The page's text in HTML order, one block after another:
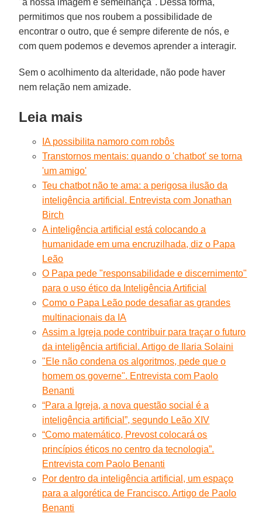
permitimos que nos roubem a possibilidade de
encontrar o outro, que é sempre diferente de nós, e
com quem podemos e devemos aprender a interagir.
Sem o acolhimento da alteridade, não pode haver
nem relação nem amizade.
Leia mais
IA possibilita namoro com robôs
Transtornos mentais: quando o 'chatbot' se torna
'um amigo'
Teu chatbot não te ama: a perigosa ilusão da
inteligência artificial. Entrevista com Jonathan
Birch
A inteligência artificial está colocando a
humanidade em uma encruzilhada, diz o Papa
Leão
O Papa pede "responsabilidade e discernimento"
para o uso ético da Inteligência Artificial
Como o Papa Leão pode desafiar as grandes
multinacionais da IA
Assim a Igreja pode contribuir para traçar o futuro
da inteligência artificial. Artigo de Ilaria Solaini
"Ele não condena os algoritmos, pede que o
homem os governe". Entrevista com Paolo
Benanti
“Para a Igreja, a nova questão social é a
inteligência artificial”, segundo Leão XIV
“Como matemático, Prevost colocará os
princípios éticos no centro da tecnologia”.
Entrevista com Paolo Benanti
Por dentro da inteligência artificial, um espaço
para a algorética de Francisco. Artigo de Paolo
Benanti